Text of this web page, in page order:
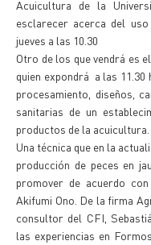
Acuicultura de la
esclarecer acerca del
jueves a las 10.30
Otro de los que vendrá es
quien expondrá a las 11.30
procesamiento, diseños,
sanitarias de un
productos de la acuicultura.
Una técnica que en la
producción de peces en
promover de acuerdo
Akifumi Ono. De la firma
consultor del CFI,
las experiencias en